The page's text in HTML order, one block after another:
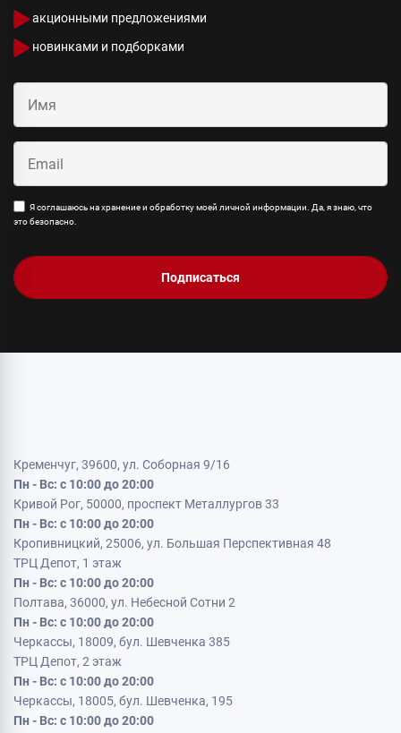
акционными предложениями
новинками и подборками
Я соглашаюсь на хранение и обработку моей личной информации. Да, я знаю, что
это безопасно.
Подписаться
Кременчуг, 39600, ул. Соборная 9/16
Пн - Вс: с 10:00 до 20:00